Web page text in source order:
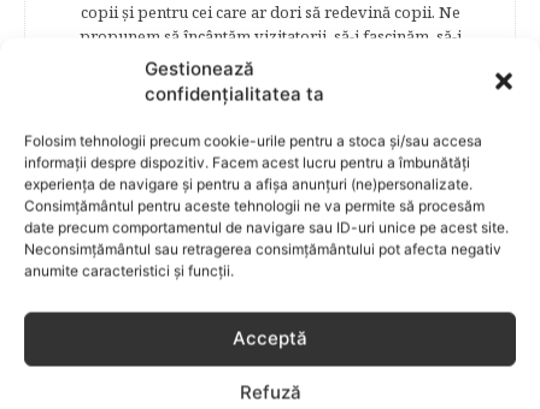
Gestionează
confidențialitatea ta
Folosim tehnologii precum cookie-urile pentru a stoca și/sau accesa
informații despre dispozitiv. Facem acest lucru pentru a îmbunătăți
experiența de navigare și pentru a afișa anunțuri (ne)personalizate.
Consimțământul pentru aceste tehnologii ne va permite să procesăm
date precum comportamentul de navigare sau ID-uri unice pe acest site.
Neconsimțământul sau retragerea consimțământului pot afecta negativ
anumite caracteristici și funcții.
Acceptă
Refuză
copii şi pentru cei care ar dori să redevină copii. Ne
propunem să încântăm vizitatorii, să-i fascinăm, să-i
surprindem şi să-i reţinem în mrejele paginilor noastre.​
Publicația Bebelu a apărut în anul 2014, pentru a oferi unor
oameni capabili dintr-o ţară frumoasă posibilitatea de a-şi
demonstra talentele, a-şi oferi serviciile, echipa colaborând
în acelaşi timp cu 16 specialişti în domeniile de maxim
interes, astfel că aici veţi identifica o serie întreagă de
recomandări şi informaţii foarte bine structurate, aşa încât
să obtineţi ceea ce vă doriţi – o informaţie corectă, clară şi
sigură. În cele 84 de secțuni vă stârnim, lună de lună,
curiozitatea, fie că sunteţi animaţi de dorinţa de a avea un
avizate. Cititorii Bebelu.ro vor afla sfaturi, practici eficiente,
vor deveni parte a unor experienţe de viaţă trăite de
mămici, vor fi puşi la curent cu cele mai noi măsuri